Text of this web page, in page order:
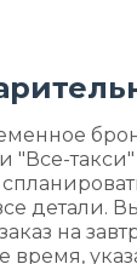
"Все-такси"
детали.
на
время,